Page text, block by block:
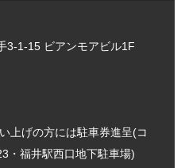
3-1-15 ビアンモアビル1F
上げの方には駐車券進呈(コ
・福井駅西口地下駐車場)